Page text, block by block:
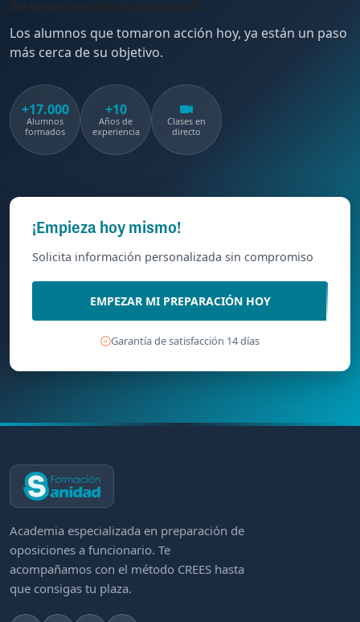
Los alumnos que tomaron acción hoy, ya están un paso
más cerca de su objetivo.
+17.000
Alumnos
formados
+10
Años de
experiencia
Clases en
directo
¡Empieza hoy mismo!
Solicita información personalizada sin compromiso
EMPEZAR MI PREPARACIÓN HOY
Garantía de satisfacción 14 días
Academia especializada en preparación de
oposiciones a funcionario. Te
acompañamos con el método CREES hasta
que consigas tu plaza.